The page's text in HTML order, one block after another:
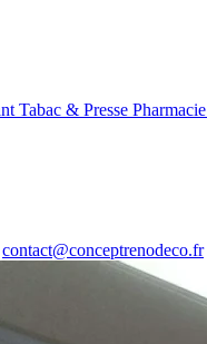
Tabac & Presse Pharmacie
contact@conceptrenodeco.fr